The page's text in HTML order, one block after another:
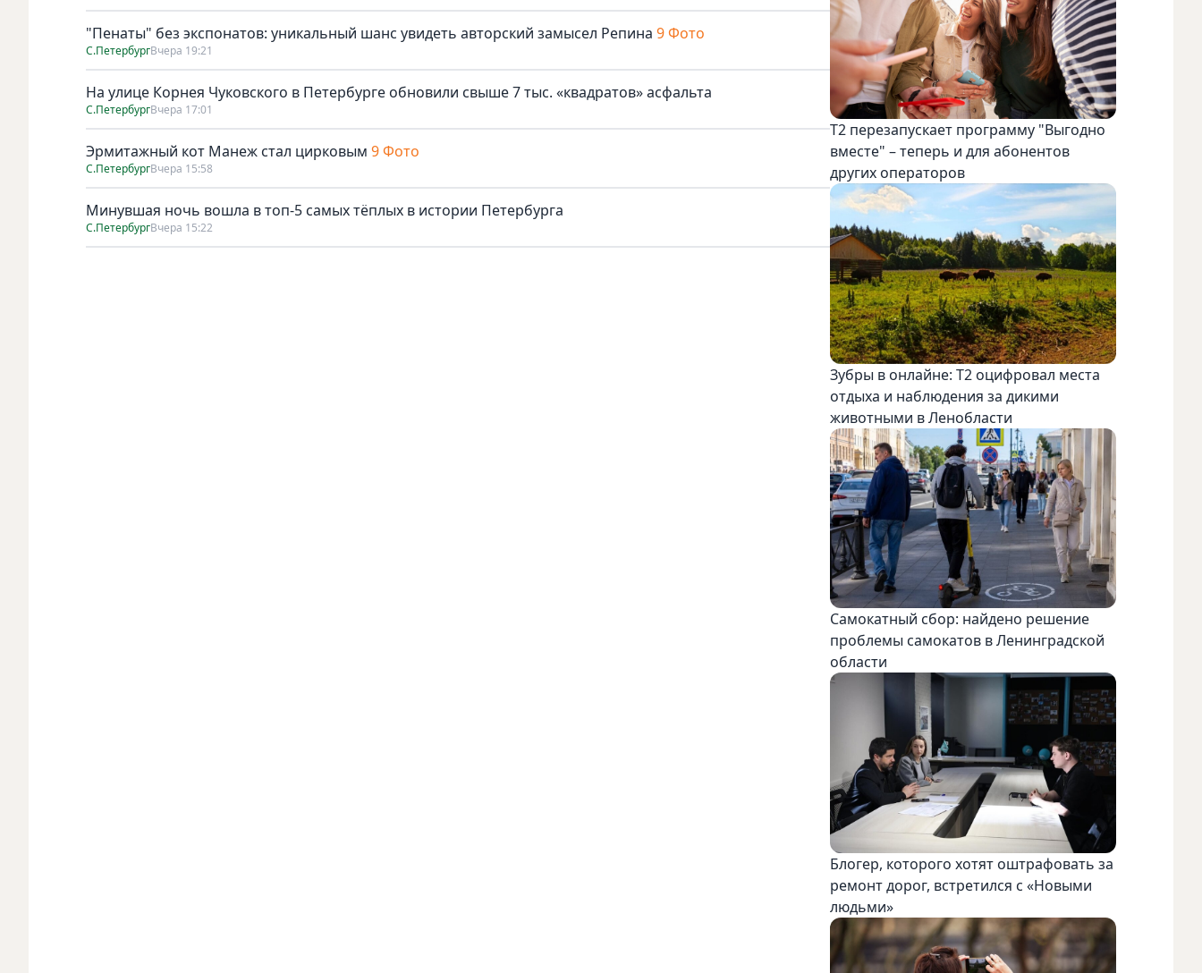
"Пенаты" без экспонатов: уникальный шанс увидеть авторский замысел Репина 9 Фото
С.ПетербургВчера 19:21
На улице Корнея Чуковского в Петербурге обновили свыше 7 тыс. «квадратов» асфальта
С.ПетербургВчера 17:01
Эрмитажный кот Манеж стал цирковым 9 Фото
С.ПетербургВчера 15:58
Минувшая ночь вошла в топ-5 самых тёплых в истории Петербурга
С.ПетербургВчера 15:22
Т2 перезапускает программу "Выгодно
вместе" – теперь и для абонентов
других операторов
Зубры в онлайне: Т2 оцифровал места
отдыха и наблюдения за дикими
животными в Ленобласти
Самокатный сбор: найдено решение
проблемы самокатов в Ленинградской
области
Блогер, которого хотят оштрафовать за
ремонт дорог, встретился с «Новыми
людьми»